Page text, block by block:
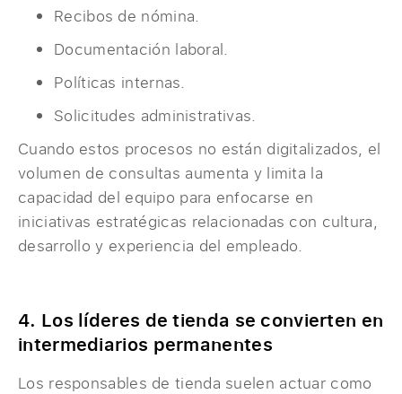
Recibos de nómina.
Documentación laboral.
Políticas internas.
Solicitudes administrativas.
Cuando estos procesos no están digitalizados, el
volumen de consultas aumenta y limita la
capacidad del equipo para enfocarse en
iniciativas estratégicas relacionadas con cultura,
desarrollo y experiencia del empleado.
4. Los líderes de tienda se convierten en
intermediarios permanentes
Los responsables de tienda suelen actuar como